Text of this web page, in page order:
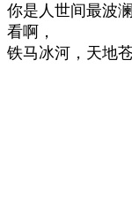
你是人世间最波
看啊，
铁马冰河，天地苍